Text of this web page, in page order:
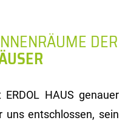
DER
HAUS genauer
uns entschlossen, sein